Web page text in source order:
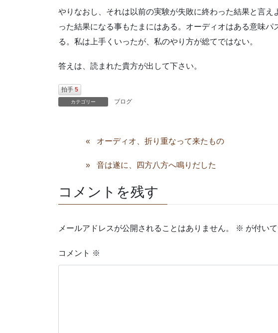
やりなおし、それは以前の実験が失敗に終わった結果と言
った結果になる事もたまにはある。オーディオはある意味
る。私は上手くいったが、私のやり方が総てではない。
答えは、読まれた貴方が出して下さい。
拍手 5
カテゴリー ブログ
オーディオ、折り重なって来たもの
音は遂に、四方八方へ鳴りだした
コメントを残す
メールアドレスが公開されることはありません。 ※ が付い
コメント ※